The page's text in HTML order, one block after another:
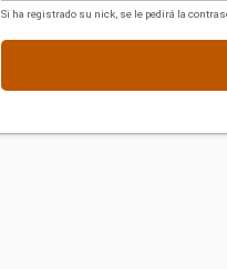
Si ha registrado su nick, se le pedirá la